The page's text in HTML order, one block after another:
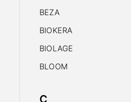
BEZA
BIOKERA
BIOLAGE
BLOOM
C